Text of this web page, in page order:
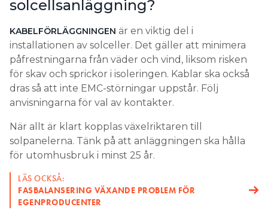
solcellsanläggning?
KABELFÖRLÄGGNINGEN är en viktig del i
installationen av solceller. Det gäller att minimera
påfrestningarna från väder och vind, liksom risken
för skav och sprickor i isoleringen. Kablar ska också
dras så att inte EMC-störningar uppstår. Följ
anvisningarna för val av kontakter.
När allt är klart kopplas växelriktaren till
solpanelerna. Tänk på att anläggningen ska hålla
för utomhusbruk i minst 25 år.
LÄS OCKSÅ:
FASBALANSERING VÄXANDE PROBLEM FÖR
EGENPRODUCENTER